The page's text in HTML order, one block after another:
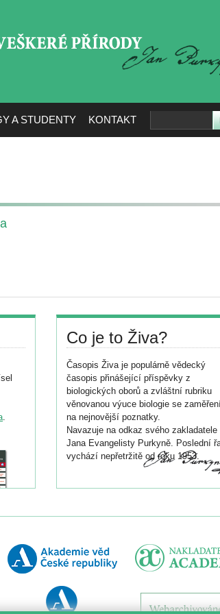
A STUDENTY KONTAKT
.
Co je to Živa?
Časopis Živa je populárně vědecký
časopis přinášející příspěvky z
biologických oborů a zvláštní rubriku
věnovanou výuce biologie se
na nejnovější poznatky.
Navazuje na odkaz svého zakladatele
Jana Evangelisty Purkyně. Poslední
vychází nepřetržitě od roku 1953.